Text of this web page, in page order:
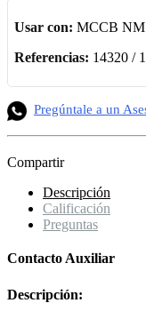
Usar con: MCCB
Referencias: 14320 /
Pregúntale a un
Compartir
Descripción
Calificación
Preguntas
Contacto Auxiliar
Descripción: